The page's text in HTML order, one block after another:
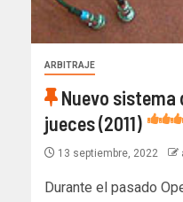
ARBITRAJE
Nuevo sistema
jueces (2011)
13 septiembre, 2022
Durante el pasado